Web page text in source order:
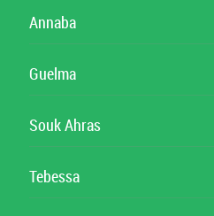
Annaba
Guelma
Souk Ahras
Tebessa